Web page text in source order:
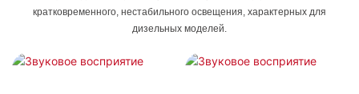
кратковременного, нестабильного освещения, характерных для
дизельных моделей.